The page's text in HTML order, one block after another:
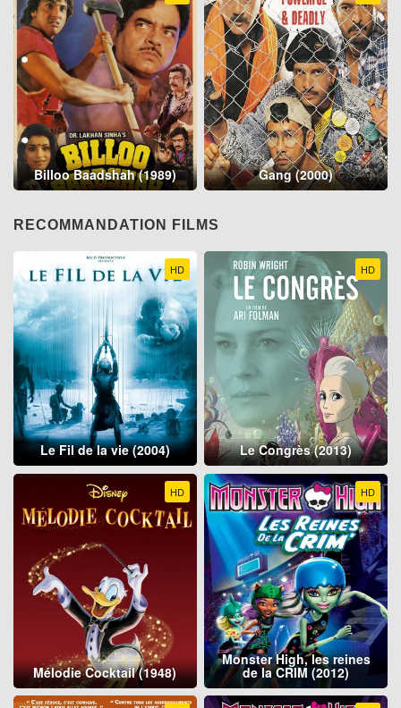
Billoo Baadshah (1989) Gang (2000)
RECOMMANDATION FILMS
HD
Le Fil de la vie (2004)
HD
Le Congrès (2013)
HD
Mélodie Cocktail (1948)
HD
Monster High, les reines
de la CRIM (2012)